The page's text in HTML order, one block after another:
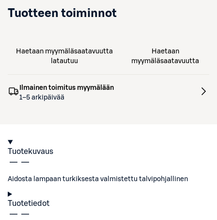
Tuotteen toiminnot
Haetaan myymäläsaatavuutta
latautuu
Haetaan
myymäläsaatavuutta
Ilmainen toimitus myymälään
1–5 arkipäivää
Tuotekuvaus
Aidosta lampaan turkiksesta valmistettu talvipohjallinen
Tuotetiedot